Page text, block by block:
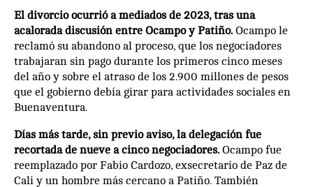
El divorcio ocurrió a mediados de 2023, tras una
acalorada discusión entre Ocampo y Patiño. Ocampo le
reclamó su abandono al proceso, que los negociadores
trabajaran sin pago durante los primeros cinco meses
del año y sobre el atraso de los 2.900 millones de pesos
que el gobierno debía girar para actividades sociales en
Buenaventura.
Días más tarde, sin previo aviso, la delegación fue
recortada de nueve a cinco negociadores. Ocampo fue
reemplazado por Fabio Cardozo, exsecretario de Paz de
Cali y un hombre más cercano a Patiño. También